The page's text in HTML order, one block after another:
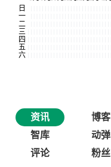
资讯 博客
智库
动弹
评论
粉丝